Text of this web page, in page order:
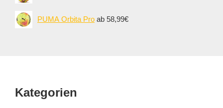
PUMA Orbita Pro ab 58,99€
Footer
Kategorien